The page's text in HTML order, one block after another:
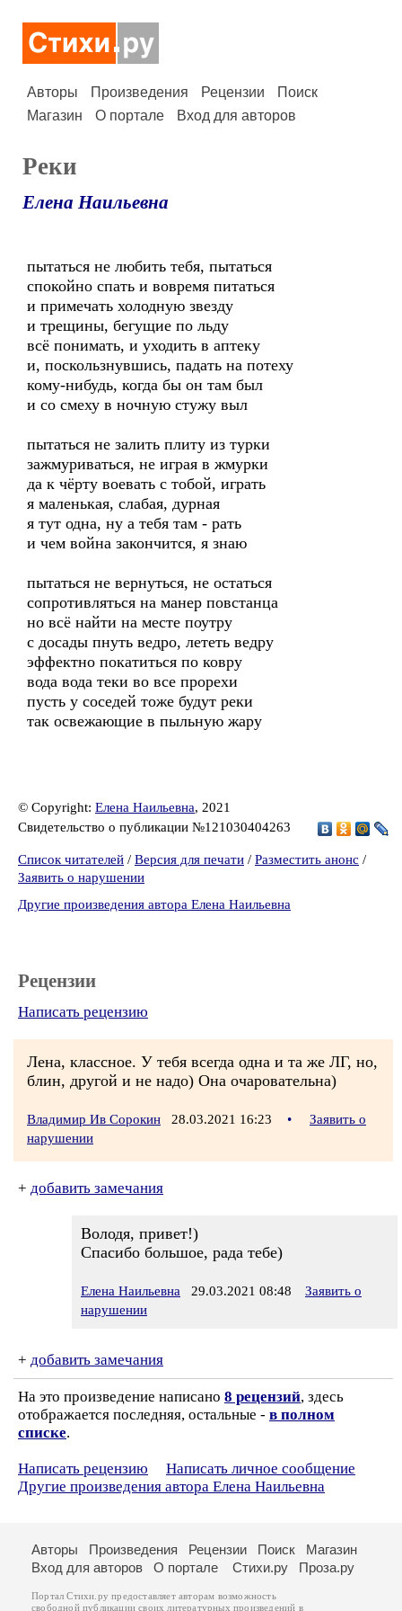
Авторы Произведения Рецензии
Поиск
Магазин
О портале Вход для авторов
Реки
Елена Наильевна
пытаться не любить тебя, пытаться
спокойно спать и вовремя питаться
и примечать холодную звезду
и трещины, бегущие по льду
всё понимать, и уходить в аптеку
и, поскользнувшись, падать на потеху
кому-нибудь, когда бы он там был
и со смеху в ночную стужу выл
пытаться не залить плиту из турки
зажмуриваться, не играя в жмурки
да к чёрту воевать с тобой, играть
я маленькая, слабая, дурная
я тут одна, ну а тебя там - рать
и чем война закончится, я знаю
пытаться не вернуться, не остаться
сопротивляться на манер повстанца
но всё найти на месте поутру
с досады пнуть ведро, лететь ведру
эффектно покатиться по ковру
вода вода теки во все прорехи
пусть у соседей тоже будут реки
так освежающие в пыльную жару
© Copyright: Елена Наильевна, 2021
Свидетельство о публикации №121030404263
Список читателей / Версия для печати / Разместить анонс /
Заявить о нарушении
Другие произведения автора Елена Наильевна
Рецензии
Написать рецензию
Лена, классное. У тебя всегда одна и та же ЛГ, но,
блин, другой и не надо) Она очаровательна)
Владимир Ив Сорокин 28.03.2021 16:23 •
Заявить о
нарушении
+ добавить замечания
Володя, привет!)
Спасибо большое, рада тебе)
Елена Наильевна 29.03.2021 08:48
Заявить о
нарушении
+ добавить замечания
На это произведение написано 8 рецензий, здесь
отображается последняя, остальные - в полном
списке.
Написать рецензию
Написать личное сообщение
Другие произведения автора Елена Наильевна
Авторы Произведения Рецензии Поиск
Магазин
Вход для авторов
О портале Стихи.ру Проза.ру
Портал Стихи.ру предоставляет авторам возможность
свободной публикации своих литературных произведений в